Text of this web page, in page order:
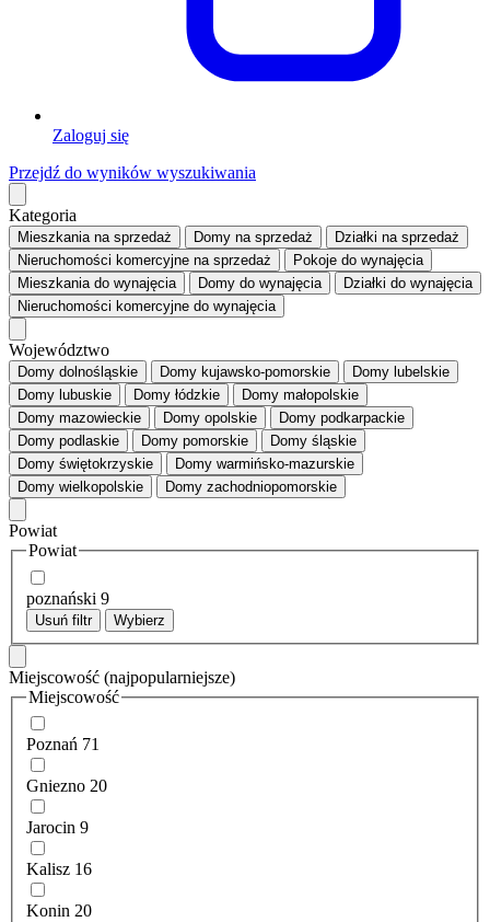
Zaloguj się
Przejdź do wyników wyszukiwania
Kategoria
Mieszkaniana sprzedaż Domy na sprzedaż Działki na sprzedaż
Nieruchomości komercyjne na sprzedaż Pokoje do wynajęcia
Mieszkaniado wynajęcia Domy do wynajęcia Działki do wynajęcia
Nieruchomości komercyjne do wynajęcia
Województwo
Domy dolnośląskie Domy kujawsko-pomorskie
Domy lubelskie
Domy lubuskie
Domy łódzkie
Domy małopolskie
Domy mazowieckie
Domy opolskie
Domy podkarpackie
Domy podlaskie
Domy pomorskie
Domy śląskie
Domy świętokrzyskie
Domy warmińsko-mazurskie
Domy wielkopolskie
Domy zachodniopomorskie
Powiat
Powiat
poznański 9
Usuń filtr Wybierz
Miejscowość (najpopularniejsze)
Miejscowość
Poznań 71
Gniezno 20
Jarocin 9
Kalisz 16
Konin 20